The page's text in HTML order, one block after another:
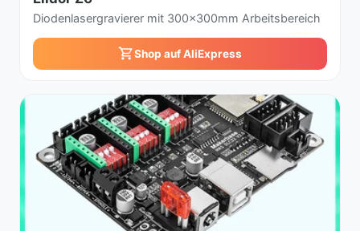
Diodenlasergravierer mit 300x300mm Arbeitsbereich
Shop auf AliExpress